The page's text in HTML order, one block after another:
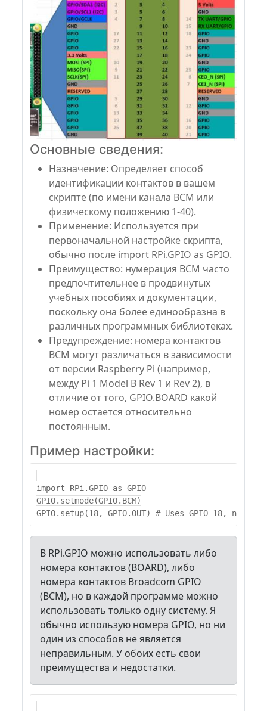
Основные сведения:
Назначение: Определяет способ
идентификации контактов в вашем
скрипте (по имени канала BCM или
физическому положению 1-40).
Применение: Используется при
первоначальной настройке скрипта,
обычно после import RPi.GPIO as GPIO.
Преимущество: нумерация BCM часто
предпочтительнее в продвинутых
учебных пособиях и документации,
поскольку она более единообразна в
различных программных библиотеках.
Предупреждение: номера контактов
BCM могут различаться в зависимости
от версии Raspberry Pi (например,
между Pi 1 Model B Rev 1 и Rev 2), в
отличие от того, GPIO.BOARD какой
номер остается относительно
постоянным.
Пример настройки:
import RPi.GPIO as GPIO
GPIO.setmode(GPIO.BCM)
В RPi.GPIO можно использовать либо
номера контактов (BOARD), либо
номера контактов Broadcom GPIO
(BCM), но в каждой программе можно
использовать только одну систему. Я
обычно использую номера GPIO, но ни
один из способов не является
неправильным. У обоих есть свои
преимущества и недостатки.